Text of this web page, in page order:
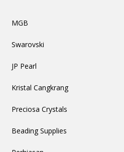
MGB
Swarovski
JP Pearl
Kristal Cangkrang
Preciosa Crystals
Beading Supplies